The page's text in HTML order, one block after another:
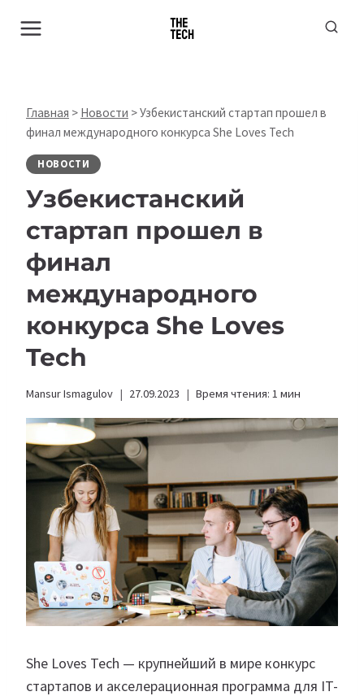
Главная > Новости >Узбекистанский стартап прошел в
финал международного конкурса She Loves Tech
НОВОСТИ
Узбекистанский
стартап прошел в
финал
международного
конкурса She Loves
Tech
Mansur Ismagulov 27.09.2023 Время чтения: 1 мин
She Loves Tech — крупнейший в мире конкурс
стартапов и акселерационная программа для IT-